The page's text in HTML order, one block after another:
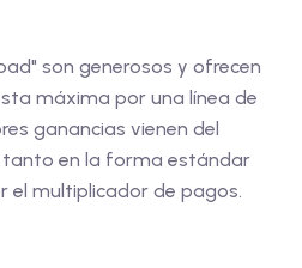
son generosos y ofrecen
máxima por una línea de
ganancias vienen del
tanto en la forma estándar
el multiplicador de pagos.